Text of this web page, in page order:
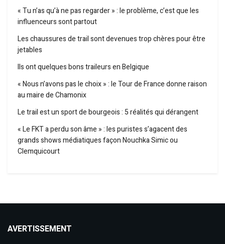
« Tu n’as qu’à ne pas regarder » : le problème, c’est que les
influenceurs sont partout
Les chaussures de trail sont devenues trop chères pour être
jetables
Ils ont quelques bons traileurs en Belgique
« Nous n’avons pas le choix » : le Tour de France donne raison
au maire de Chamonix
Le trail est un sport de bourgeois : 5 réalités qui dérangent
« Le FKT a perdu son âme » : les puristes s’agacent des
grands shows médiatiques façon Nouchka Simic ou
Clemquicourt
AVERTISSEMENT